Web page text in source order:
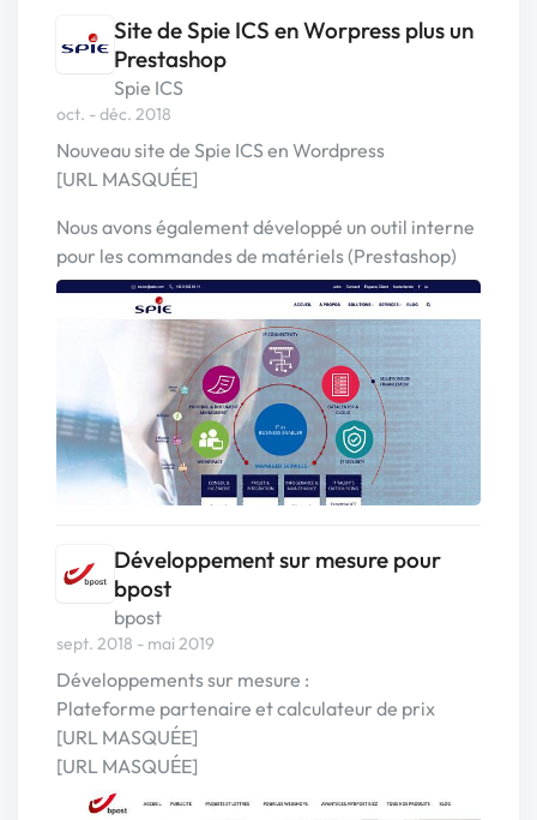
Site de Spie ICS en Worpress plus un
Prestashop
Spie ICS
oct. - déc. 2018
Nouveau site de Spie ICS en Wordpress
[URL MASQUÉE]
Nous avons également développé un outil interne
pour les commandes de matériels (Prestashop)
Développement sur mesure pour
bpost
bpost
sept. 2018 - mai 2019
Développements sur mesure :
Plateforme partenaire et calculateur de prix
[URL MASQUÉE]
[URL MASQUÉE]